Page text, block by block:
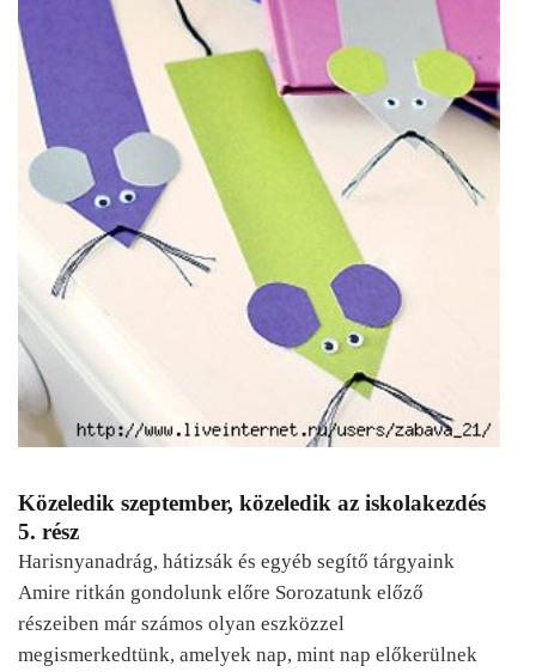
Közeledik szeptember, közeledik az iskolakezdés
5. rész
Harisnyanadrág, hátizsák és egyéb segítő tárgyaink
Amire ritkán gondolunk előre Sorozatunk előző
részeiben már számos olyan eszközzel
megismerkedtünk, amelyek nap, mint nap előkerülnek